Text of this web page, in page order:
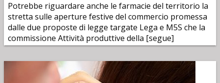
Potrebbe riguardare anche le farmacie del territorio la
stretta sulle aperture festive del commercio promessa
dalle due proposte di legge targate Lega e M5S che la
commissione Attività produttive della [segue]